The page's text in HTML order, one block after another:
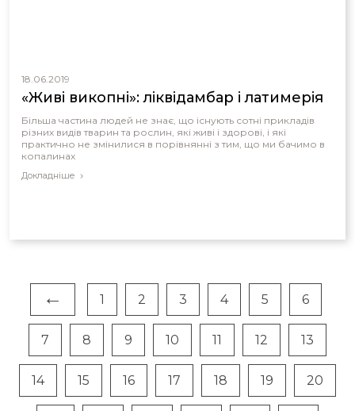
18.06.2019
«Живі викопні»: ліквідамбар і латимерія
Більша частина людей не знає, що існують сотні прикладів
різних видів тварин та рослин, які живі і здорові, і які
практично не змінилися в порівнянні з тим, що ми бачимо в
копалинах
Докладніше
← 1 2 3 4 5 6
7 8 9 10 11 12 13
14 15 16 17 18 19 20